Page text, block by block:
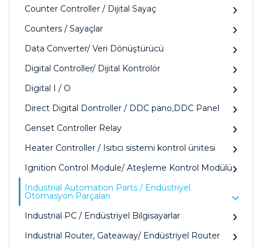
Counter Controller / Dijital Sayaç
Counters / Sayaçlar
Data Converter/ Veri Dönüştürücü
Digital Controller/ Dijital Kontrolör
Digital I / O
Direct Digital Dontroller / DDC pano,DDC Panel
Genset Controller Relay
Heater Controller / Isıtıcı sistemi kontrol ünitesi
Ignition Control Module/ Ateşleme Kontrol Modülü
Industrial Automation Parts / Endüstriyel
Otomasyon Parçaları
Industrial PC / Endüstriyel Bilgisayarlar
Industrial Router, Gateaway/ Endüstriyel Router